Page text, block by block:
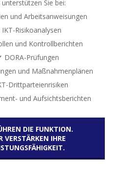
unterstützen Sie bei:
und Arbeitsanweisungen
Risikoanalysen
und Kontrollberichten
DORA-Prüfungen
und Maßnahmenplänen
Drittparteienrisiken
und Aufsichtsberichten
DIE FUNKTION.
VERSTÄRKEN IHRE